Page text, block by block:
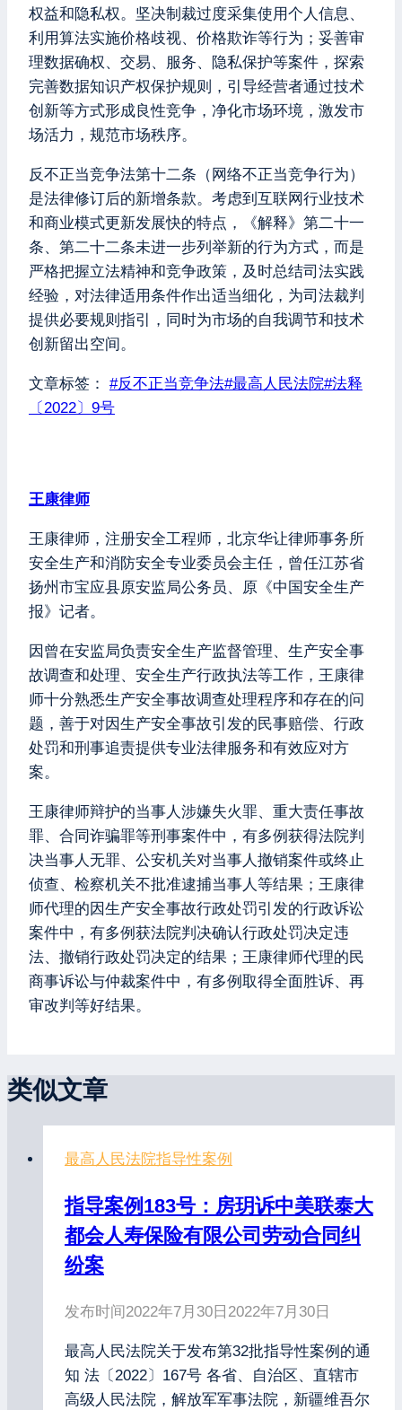
权益和隐私权。坚决制裁过度采集使用个人信息、
利用算法实施价格歧视、价格欺诈等行为；妥善审
理数据确权、交易、服务、隐私保护等案件，探索
完善数据知识产权保护规则，引导经营者通过技术
创新等方式形成良性竞争，净化市场环境，激发市
场活力，规范市场秩序。
反不正当竞争法第十二条（网络不正当竞争行为）
是法律修订后的新增条款。考虑到互联网行业技术
和商业模式更新发展快的特点，《解释》第二十一
条、第二十二条未进一步列举新的行为方式，而是
严格把握立法精神和竞争政策，及时总结司法实践
经验，对法律适用条件作出适当细化，为司法裁判
提供必要规则指引，同时为市场的自我调节和技术
创新留出空间。
文章标签： #反不正当竞争法#最高人民法院#法释
〔2022〕9号
王康律师
王康律师，注册安全工程师，北京华让律师事务所
安全生产和消防安全专业委员会主任，曾任江苏省
扬州市宝应县原安监局公务员、原《中国安全生产
报》记者。
因曾在安监局负责安全生产监督管理、生产安全事
故调查和处理、安全生产行政执法等工作，王康律
师十分熟悉生产安全事故调查处理程序和存在的问
题，善于对因生产安全事故引发的民事赔偿、行政
处罚和刑事追责提供专业法律服务和有效应对方
案。
王康律师辩护的当事人涉嫌失火罪、重大责任事故
罪、合同诈骗罪等刑事案件中，有多例获得法院判
决当事人无罪、公安机关对当事人撤销案件或终止
侦查、检察机关不批准逮捕当事人等结果；王康律
师代理的因生产安全事故行政处罚引发的行政诉讼
案件中，有多例获法院判决确认行政处罚决定违
法、撤销行政处罚决定的结果；王康律师代理的民
商事诉讼与仲裁案件中，有多例取得全面胜诉、再
审改判等好结果。
类似文章
最高人民法院指导性案例
指导案例183号：房玥诉中美联泰大
都会人寿保险有限公司劳动合同纠
纷案
发布时间2022年7月30日 2022年7月30日
最高人民法院关于发布第32批指导性案例的通
知 法〔2022〕167号 各省、自治区、直辖市
高级人民法院，解放军军事法院，新疆维吾尔